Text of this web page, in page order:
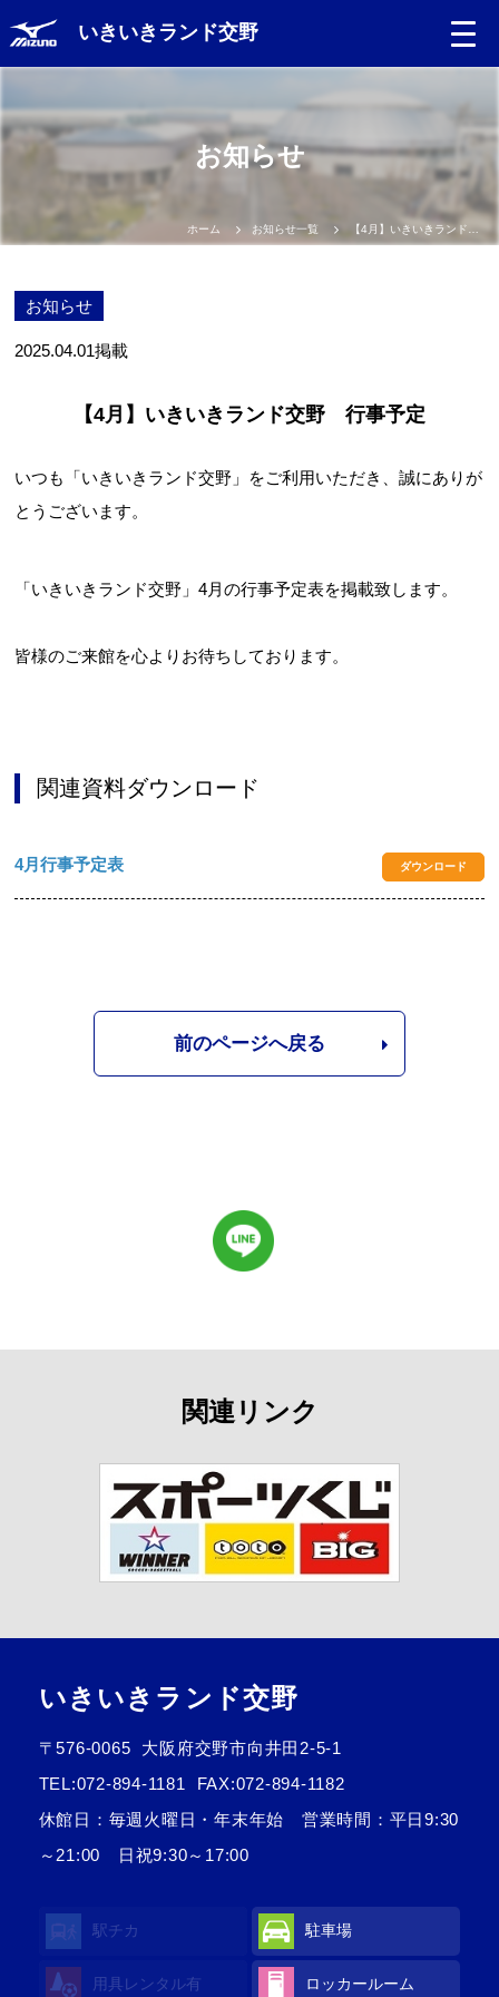
いきいきランド交野
お問合せフォーム
交野市施設予約システム
お知らせ
ホーム お知らせ一覧
お知らせ
2025.04.01掲載
【4月】いきいきランド交野 行事予定
いつも「いきいきランド交野」をご利用いただき、誠にありが
とうございます。
「いきいきランド交野」4月の行事予定表を掲載致します。
皆様のご来館を心よりお待ちしております。
関連資料ダウンロード
4月行事予定表 ダウンロード
前のページへ戻る
関連リンク
いきいきランド交野
〒576-0065
大阪府交野市向井田2-5-1
TEL:072-894-1181
FAX:072-894-1182
休館日：毎週火曜日・年末年始 営業時間：平日9:30
～21:00 日祝9:30～17:00
駅チカ 駐車場
用具レンタル有 ロッカールーム